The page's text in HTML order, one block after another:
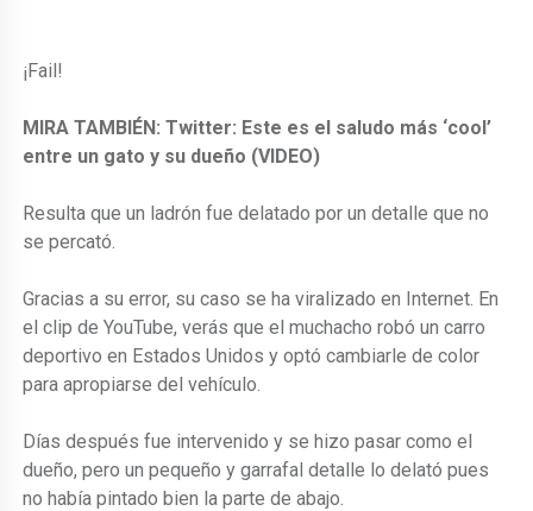
¡Fail!
MIRA TAMBIÉN: Twitter: Este es el saludo más ‘cool’
entre un gato y su dueño (VIDEO)
Resulta que un ladrón fue delatado por un detalle que no
se percató.
Gracias a su error, su caso se ha viralizado en Internet. En
el clip de YouTube, verás que el muchacho robó un carro
deportivo en Estados Unidos y optó cambiarle de color
para apropiarse del vehículo.
Días después fue intervenido y se hizo pasar como el
dueño, pero un pequeño y garrafal detalle lo delató pues
no había pintado bien la parte de abajo.